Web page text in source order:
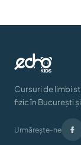
Cursuri de limbi
fizic în București
Urmărește-ne